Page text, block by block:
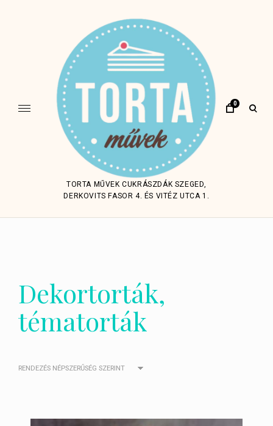
TORTA MŰVEK CUKRÁSZDÁK SZEGED,
DERKOVITS FASOR 4. ÉS VITÉZ UTCA 1.
0
open
Dekortorták,
tématorták